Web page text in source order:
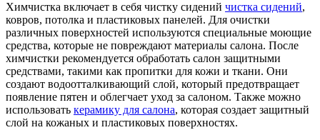
Химчистка включает в себя чистку сидений чистка сидений,
ковров, потолка и пластиковых панелей. Для очистки
различных поверхностей используются специальные моющие
средства, которые не повреждают материалы салона. После
химчистки рекомендуется обработать салон защитными
средствами, такими как пропитки для кожи и ткани. Они
создают водоотталкивающий слой, который предотвращает
появление пятен и облегчает уход за салоном. Также можно
использовать керамику для салона, которая создает защитный
слой на кожаных и пластиковых поверхностях.